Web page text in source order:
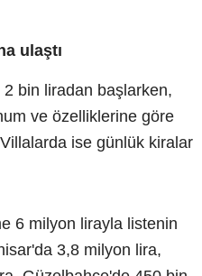
ulaştı
bin liradan başlarken,
ve özelliklerine göre
ise günlük kiralar
6 milyon lirayla listenin
3,8 milyon lira,